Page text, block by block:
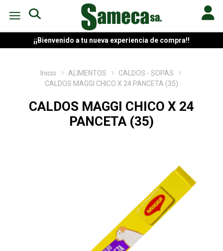
¡¡Bienvenido a tu nueva experiencia de compra!!
Inicio ALIMENTOS
CALDOS - SOPAS
CALDOS MAGGI CHICO X 24 PANCETA (35)
CALDOS MAGGI CHICO X 24
PANCETA (35)